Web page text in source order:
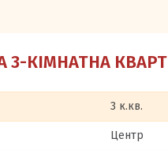
3-КІМНАТНА
3 к.кв.
Центр